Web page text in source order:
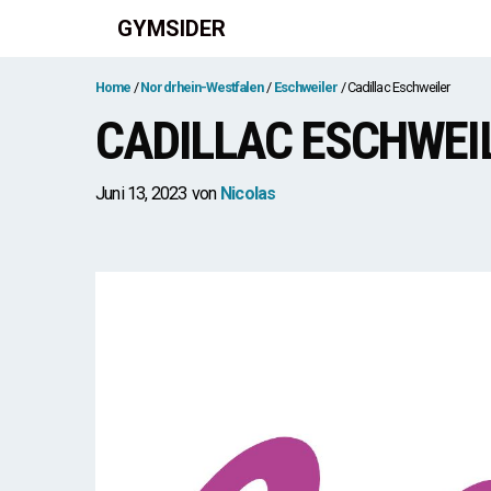
GYMSIDER
Home Nordrhein-Westfalen Eschweiler Cadillac Eschweiler
CADILLAC
Juni 13, 2023 von Nicolas